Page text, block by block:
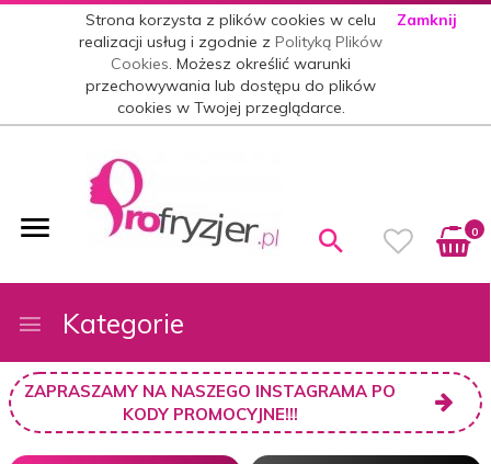
Strona korzysta z plików cookies w celu
realizacji usług i zgodnie zPolityką Plików
Cookies. Możesz określić warunki
przechowywania lub dostępu do plików
cookies w Twojej przeglądarce.
Zamknij
0
Kategorie
ZAPRASZAMY NA NASZEGO INSTAGRAMA PO
KODY PROMOCYJNE!!!